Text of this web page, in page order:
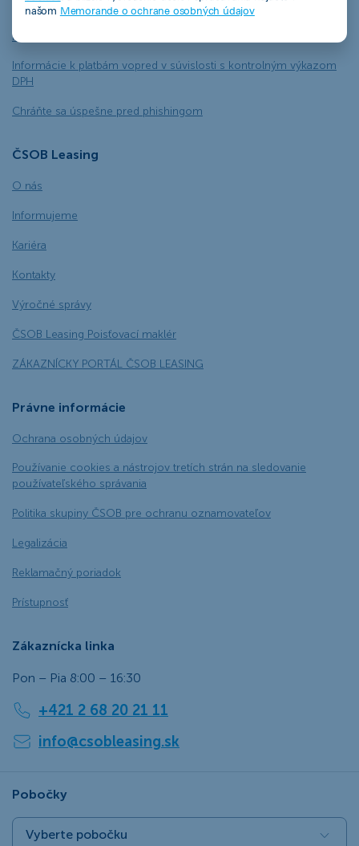
Referencie
Krátky slovník lízingového jazyka
Informácie k platbám vopred v súvislosti s kontrolným výkazom
DPH
Chráňte sa úspešne pred phishingom
ČSOB Leasing
O nás
Informujeme
Kariéra
Kontakty
Výročné správy
ČSOB Leasing Poisťovací maklér
ZÁKAZNÍCKY PORTÁL ČSOB LEASING
Právne informácie
Ochrana osobných údajov
Používanie cookies a nástrojov tretích strán na sledovanie
používateľského správania
Politika skupiny ČSOB pre ochranu oznamovateľov
Legalizácia
Reklamačný poriadok
Prístupnosť
Zákaznícka linka
Pon – Pia 8:00 – 16:30
+421 2 68 20 21 11
info@csobleasing.sk
Pobočky
Vyberte pobočku
našom Memorande o ochrane osobných údajov